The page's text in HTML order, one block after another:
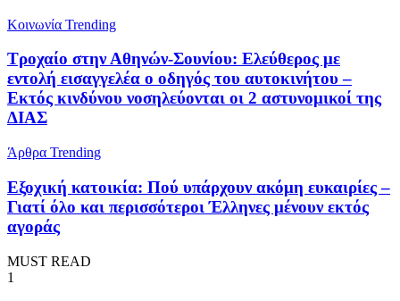
Κοινωνία Trending
Τροχαίο στην Αθηνών-Σουνίου: Ελεύθερος με
εντολή εισαγγελέα ο οδηγός του αυτοκινήτου –
Εκτός κινδύνου νοσηλεύονται οι 2 αστυνομικοί της
ΔΙΑΣ
Άρθρα Trending
Εξοχική κατοικία: Πού υπάρχουν ακόμη ευκαιρίες –
Γιατί όλο και περισσότεροι Έλληνες μένουν εκτός
αγοράς
MUST READ
1